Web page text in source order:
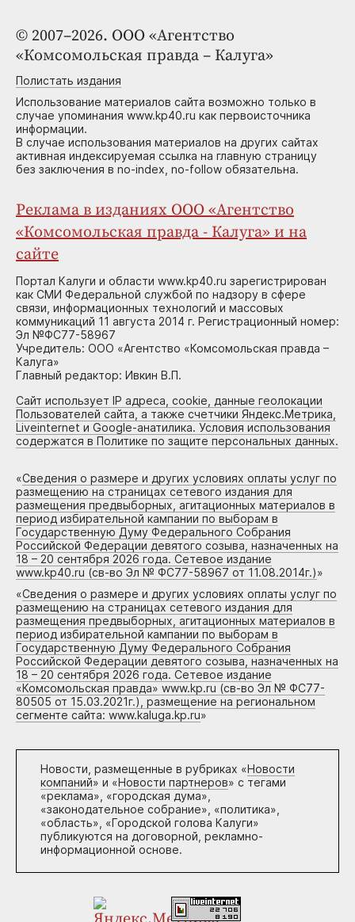
© 2007–2026. ООО «Агентство
«Комсомольская правда – Калуга»
Полистать издания
Использование материалов сайта возможно только в
случае упоминания www.kp40.ru как первоисточника
информации.
В случае использования материалов на других сайтах
активная индексируемая ссылка на главную страницу
без заключения в no-index, no-follow обязательна.
Реклама в изданиях ООО «Агентство
«Комсомольская правда - Калуга» и на
сайте
Портал Калуги и области www.kp40.ru зарегистрирован
как СМИ Федеральной службой по надзору в сфере
связи, информационных технологий и массовых
коммуникаций 11 августа 2014 г. Регистрационный номер:
Эл №ФС77-58967
Учредитель: ООО «Агентство «Комсомольская правда –
Калуга»
Главный редактор: Ивкин В.П.
Сайт использует IP адреса, cookie, данные геолокации
Пользователей сайта, а также счетчики Яндекс.Метрика,
Liveinternet и Google-анатилика. Условия использования
содержатся в Политике по защите персональных данных.
«Сведения о размере и других условиях оплаты услуг по
размещению на страницах сетевого издания для
размещения предвыборных, агитационных материалов в
период избирательной кампании по выборам в
Государственную Думу Федерального Собрания
Российской Федерации девятого созыва, назначенных на
18 – 20 сентября 2026 года. Сетевое издание
www.kp40.ru (св-во Эл № ФС77-58967 от 11.08.2014г.)»
«Сведения о размере и других условиях оплаты услуг по
размещению на страницах сетевого издания для
размещения предвыборных, агитационных материалов в
период избирательной кампании по выборам в
Государственную Думу Федерального Собрания
Российской Федерации девятого созыва, назначенных на
18 – 20 сентября 2026 года. Сетевое издание
«Комсомольская правда» www.kp.ru (св-во Эл № ФС77-
80505 от 15.03.2021г.), размещение на региональном
сегменте сайта: www.kaluga.kp.ru»
Новости, размещенные в рубриках «Новости
компаний» и «Новости партнеров» с тегами
«реклама», «городская дума»,
«законодательное собрание», «политика»,
«область», «Городской голова Калуги»
публикуются на договорной, рекламно-
информационной основе.